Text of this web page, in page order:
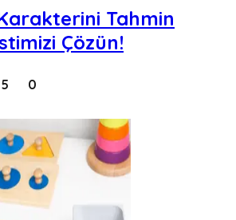
Tahmin
Çözün!
5 0